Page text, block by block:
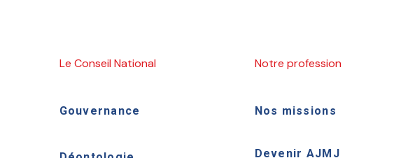
Le Conseil National
Gouvernance
Notre profession
Nos missions
Devenir AJMJ